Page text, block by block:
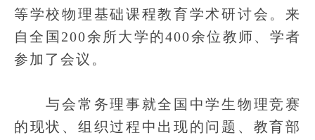
等学校物理基础课程教育学术研讨会。来
自全国200余所大学的400余位教师、学者
参加了会议。
与会常务理事就全国中学生物理竞赛
的现状、组织过程中出现的问题、教育部